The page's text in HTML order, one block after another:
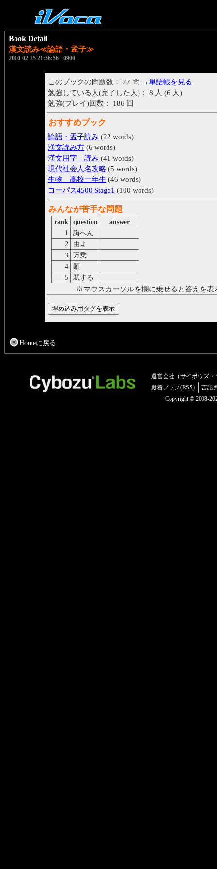
Book Detail
漢文読み≪論語・孟子≫
2010-02-25 21:56:56 +0900
このブックの問題数： 22 問 →単語帳を見る
勉強している人(完了した人)： 8 人 (6 人)
勉強(プレイ)回数： 186 回
おすすめブック
論語・孟子読み (22 words)
漢文読み方 (6 words)
漢文用字 読み (41 words)
現代社会人名攻略 (5 words)
生物 高校一年生 (46 words)
コーパス4500 Stage1 (100 words)
みんなが苦手な問題
rank question
answer
1
誨へん
2
由よ
3
万乗
4
顙
5
弑する
※マウスカーソルを欄に乗せると答えを表
Homeに戻る
運営会社（サイボウズ・
新着ブック(RSS)
言語
Copyright © 2008-